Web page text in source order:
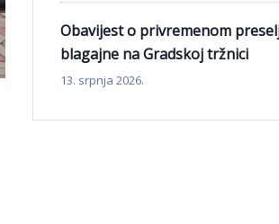
Obavijest o privremenom
blagajne na Gradskoj tržnici
13. srpnja 2026.